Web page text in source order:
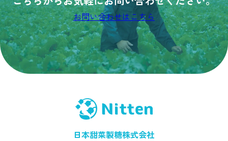
お問い合わせはこちら
日本甜菜製糖株式会社